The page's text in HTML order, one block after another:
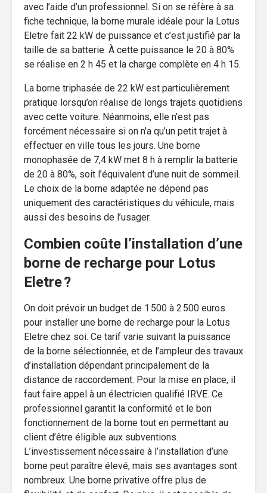
avec l’aide d’un professionnel. Si on se réfère à sa
fiche technique, la borne murale idéale pour la Lotus
Eletre fait 22 kW de puissance et c’est justifié par la
taille de sa batterie. À cette puissance le 20 à 80%
se réalise en 2 h 45 et la charge complète en 4 h 15.
La borne triphasée de 22 kW est particulièrement
pratique lorsqu’on réalise de longs trajets quotidiens
avec cette voiture. Néanmoins, elle n’est pas
forcément nécessaire si on n’a qu’un petit trajet à
effectuer en ville tous les jours. Une borne
monophasée de 7,4 kW met 8 h à remplir la batterie
de 20 à 80%, soit l’équivalent d’une nuit de sommeil.
Le choix de la borne adaptée ne dépend pas
uniquement des caractéristiques du véhicule, mais
aussi des besoins de l’usager.
Combien coûte l’installation d’une
borne de recharge pour Lotus
Eletre ?
On doit prévoir un budget de 1 500 à 2 500 euros
pour installer une borne de recharge pour la Lotus
Eletre chez soi. Ce tarif varie suivant la puissance
de la borne sélectionnée, et de l’ampleur des travaux
d’installation dépendant principalement de la
distance de raccordement. Pour la mise en place, il
faut faire appel à un électricien qualifié IRVE. Ce
professionnel garantit la conformité et le bon
fonctionnement de la borne tout en permettant au
client d’être éligible aux subventions.
L’investissement nécessaire à l’installation d’une
borne peut paraître élevé, mais ses avantages sont
nombreux. Une borne privative offre plus de